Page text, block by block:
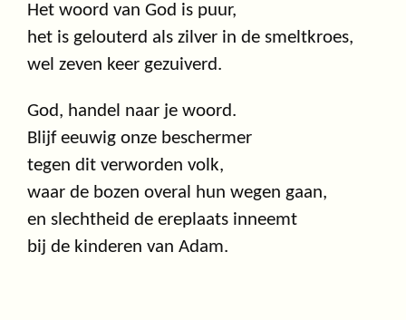
Het woord van God is puur,
het is gelouterd als zilver in de smeltkroes,
wel zeven keer gezuiverd.
God, handel naar je woord.
Blijf eeuwig onze beschermer
tegen dit verworden volk,
waar de bozen overal hun wegen gaan,
en slechtheid de ereplaats inneemt
bij de kinderen van Adam.